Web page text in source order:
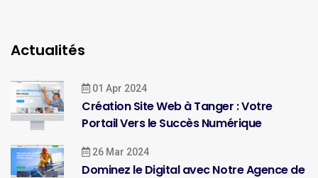
Actualités
01 Apr 2024
Création Site Web à Tanger : Votre
Portail Vers le Succès Numérique
26 Mar 2024
Dominez le Digital avec Notre Agence de